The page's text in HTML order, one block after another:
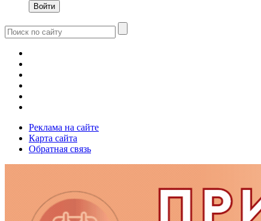
Реклама на сайте
Карта сайта
Обратная связь